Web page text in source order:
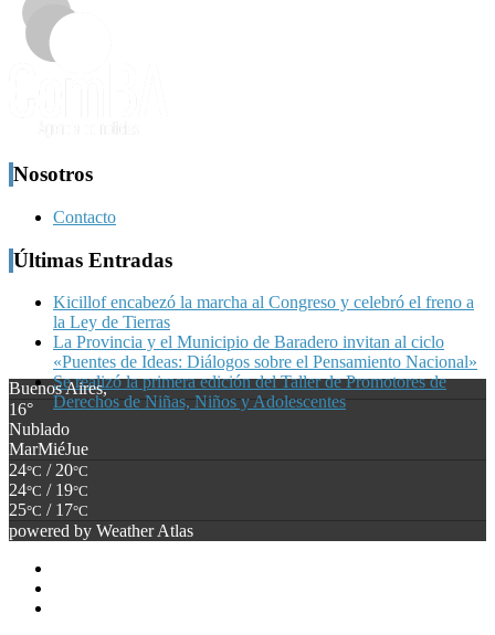
Nosotros
Contacto
Últimas Entradas
Kicillof encabezó la marcha al Congreso y celebró el freno a
la Ley de Tierras
La Provincia y el Municipio de Baradero invitan al ciclo
«Puentes de Ideas: Diálogos sobre el Pensamiento Nacional»
Se realizó la primera edición del Taller de Promotores de
Derechos de Niñas, Niños y Adolescentes
Buenos Aires,
16°
Nublado
MarMiéJue
24°C / 20°C
24°C / 19°C
25°C / 17°C
powered by Weather Atlas